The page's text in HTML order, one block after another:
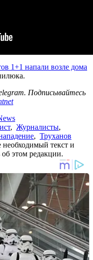
1+1 напали возле дома
Подписывайтесь
, Журналисты,
, Труханов
текст и
этом редакции.